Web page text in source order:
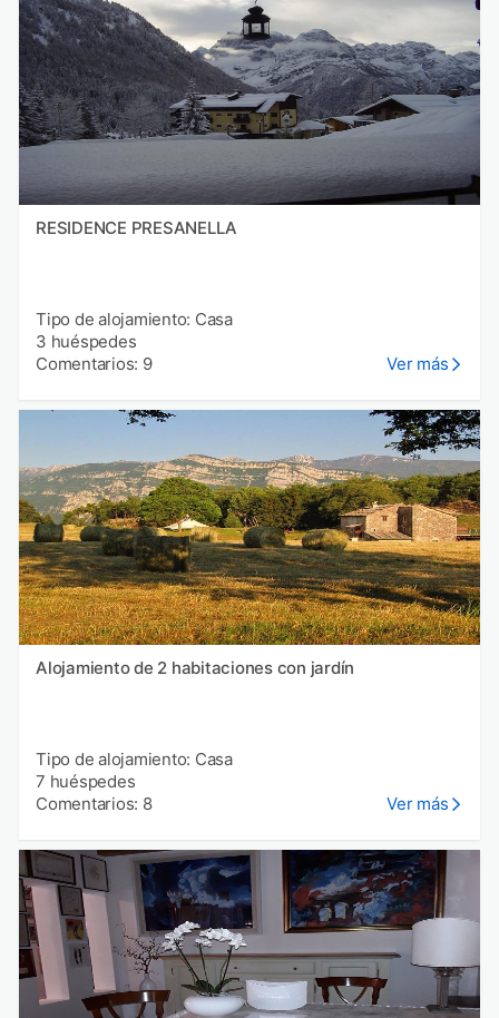
RESIDENCE PRESANELLA
Tipo de alojamiento: Casa
3 huéspedes
Comentarios: 9
Ver más
Alojamiento de 2 habitaciones con jardín
Tipo de alojamiento: Casa
7 huéspedes
Comentarios: 8
Ver más